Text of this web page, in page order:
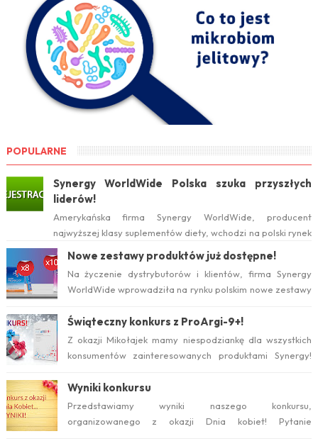
POPULARNE
Synergy WorldWide Polska szuka przyszłych
liderów!
Amerykańska firma Synergy WorldWide, producent
najwyższej klasy suplementów diety, wchodzi na polski rynek
już w tym roku. Serwis internetow...
Nowe zestawy produktów już dostępne!
Na życzenie dystrybutorów i klientów, firma Synergy
WorldWide wprowadziła na rynku polskim nowe zestawy
Świąteczny konkurs z ProArgi-9+!
Z okazji Mikołajek mamy niespodziankę dla wszystkich
konsumentów zainteresowanych produktami Synergy!
Wyniki konkursu
Przedstawiamy wyniki naszego konkursu,
organizowanego z okazji Dnia kobiet! Pytanie